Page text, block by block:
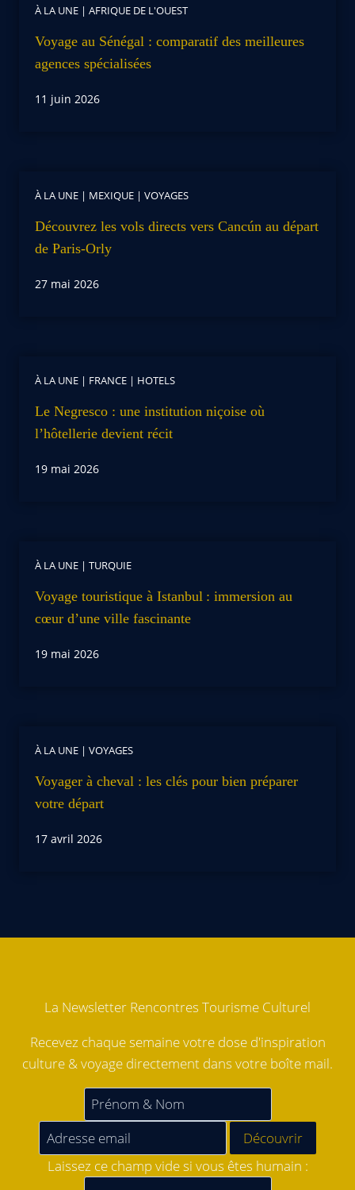
À LA UNE | AFRIQUE DE L'OUEST
Voyage au Sénégal : comparatif des meilleures
agences spécialisées
11 juin 2026
À LA UNE | MEXIQUE | VOYAGES
Découvrez les vols directs vers Cancún au départ
de Paris-Orly
27 mai 2026
À LA UNE | FRANCE | HOTELS
Le Negresco : une institution niçoise où
l’hôtellerie devient récit
19 mai 2026
À LA UNE | TURQUIE
Voyage touristique à Istanbul : immersion au
cœur d’une ville fascinante
19 mai 2026
À LA UNE | VOYAGES
Voyager à cheval : les clés pour bien préparer
votre départ
17 avril 2026
La Newsletter Rencontres Tourisme Culturel
Recevez chaque semaine votre dose d'inspiration
culture & voyage directement dans votre boîte mail.
Laissez ce champ vide si vous êtes humain :